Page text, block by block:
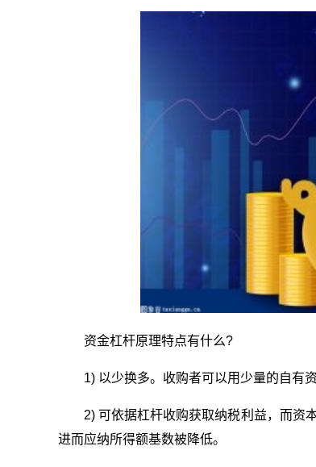
资金杠杆原理特点有什么?
1) 以少换多。收购者可以用少量的自有
2) 可依据杠杆收购获取纳税利益，而资
进而应纳所得额基数被降低。